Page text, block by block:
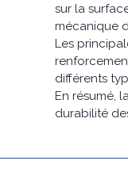
sur la
mécanique
Les
différents
En résumé,
durabilité